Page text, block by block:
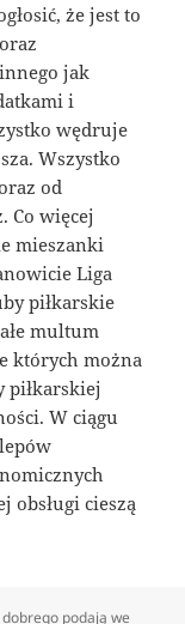
że jest to
jak
i
wędruje
Wszystko
od
Co więcej
mieszanki
Liga
piłkarskie
multum
których można
piłkarskiej
W ciągu
obsługi cieszą
dobrego podają we